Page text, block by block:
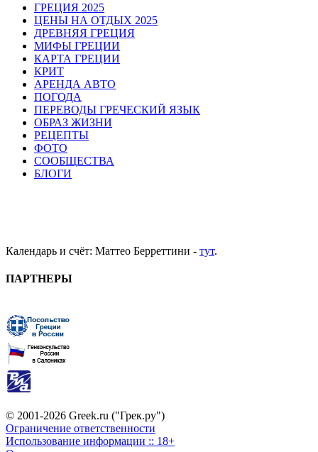
ГРЕЦИЯ 2025
ЦЕНЫ НА ОТДЫХ 2025
ДРЕВНЯЯ ГРЕЦИЯ
МИФЫ ГРЕЦИИ
КАРТА ГРЕЦИИ
КРИТ
АРЕНДА АВТО
ПОГОДА
ПЕРЕВОДЫ ГРЕЧЕСКИЙ ЯЗЫК
ОБРАЗ ЖИЗНИ
РЕЦЕПТЫ
ФОТО
СООБЩЕСТВА
БЛОГИ
Календарь и счёт: Маттео Берреттини - тут.
ПАРТНЕРЫ
© 2001-2026 Greek.ru ("Грек.ру")
Ограничение ответственности
Использование информации :: 18+